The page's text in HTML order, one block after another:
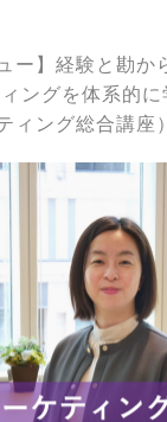
ー】経験と勘か
ングを体系的に
ィング総合講座）